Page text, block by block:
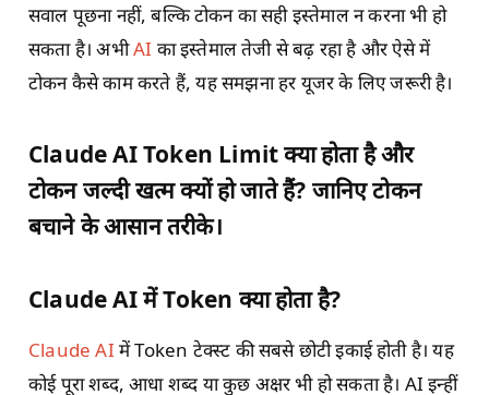
सवाल पूछना नहीं, बल्कि टोकन का सही इस्तेमाल न करना भी हो
सकता है। अभीAI का इस्तेमाल तेजी से बढ़ रहा है और ऐसे में
टोकन कैसे काम करते हैं, यह समझना हर यूजर के लिए जरूरी है।
Claude AI Token Limit क्या होता है और
टोकन जल्दी खत्म क्यों हो जाते हैं? जानिए टोकन
बचाने के आसान तरीके।
Claude AI में Token क्या होता है?
Claude AI में Token टेक्स्ट की सबसे छोटी इकाई होती है। यह
कोई पूरा शब्द, आधा शब्द या कुछ अक्षर भी हो सकता है। AI इन्हीं